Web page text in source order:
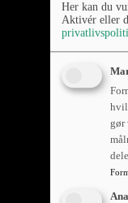
Her kan du
Aktivér eller
gør